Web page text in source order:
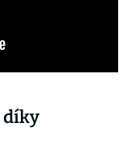
díky